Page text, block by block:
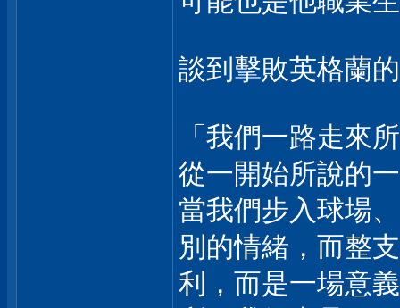
談到擊敗英格蘭
「我們一路走來
從一開始所說的
當我們步入球場
別的情緒，而整
利，而是一場意